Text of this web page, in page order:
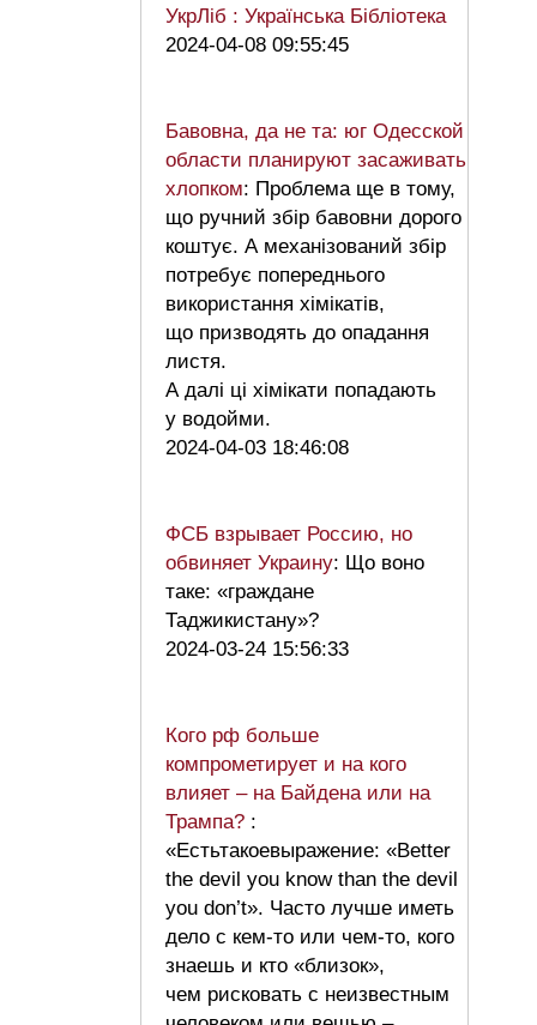
УкрЛіб : Українська Бібліотека
2024-04-08 09:55:45
Бавовна, да не та: юг Одесской
области планируют засаживать
хлопком: Проблема ще в тому,
що ручний збір бавовни дорого
коштує. А механізований збір
потребує попереднього
використання хімікатів,
що призводять до опадання
листя.
А далі ці хімікати попадають
у водойми.
2024-04-03 18:46:08
ФСБ взрывает Россию, но
обвиняет Украину: Що воно
таке: «граждане
Таджикистану»?
2024-03-24 15:56:33
Кого рф больше
компрометирует и на кого
влияет – на Байдена или на
Трампа? :
«Естьтакоевыражение: «Better
the devil you know than the devil
you don’t». Часто лучше иметь
дело с кем-то или чем-то, кого
знаешь и кто «близок»,
чем рисковать с неизвестным